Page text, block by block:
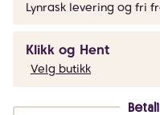
Lynrask levering og fri
Klikk og Hent
Velg butikk